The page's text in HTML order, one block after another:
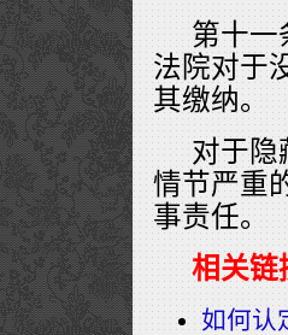
第十
法院对于
其缴纳。
对于隐
情节严重
事责任。
相关链
如何认